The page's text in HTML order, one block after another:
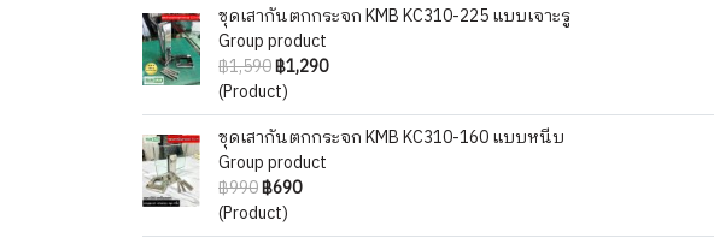
ชุดเสากันตกกระจก KMB KC310-225 แบบเจาะรู
Group product
฿1,590฿1,290
(Product)
ชุดเสากันตกกระจก KMB KC310-160 แบบหนีบ
Group product
฿990฿690
(Product)